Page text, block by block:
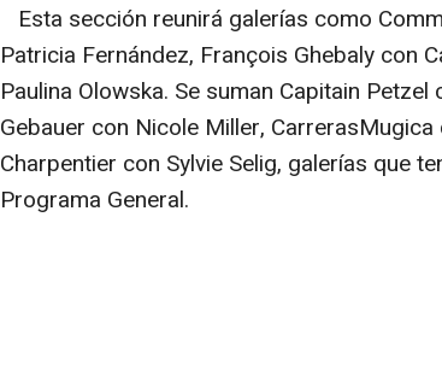
Esta sección reunirá galerías como
Patricia Fernández, François Ghebaly con
Paulina Olowska. Se suman Capitain
Gebauer con Nicole Miller,
Charpentier con Sylvie Selig, galerías que
Programa General.